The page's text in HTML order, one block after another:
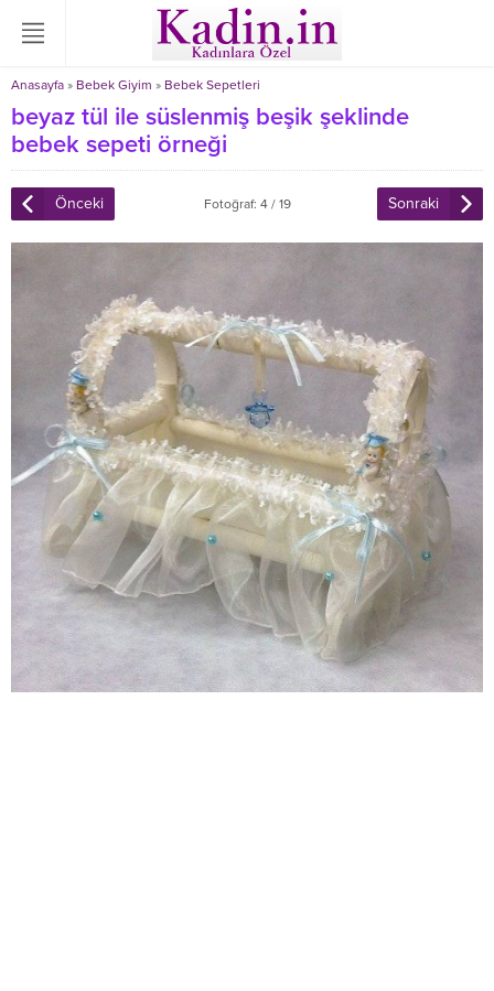
Anasayfa » Bebek Giyim » Bebek Sepetleri
beyaz tül ile süslenmiş beşik şeklinde
bebek sepeti örneği
Önceki Fotoğraf: 4 / 19 Sonraki